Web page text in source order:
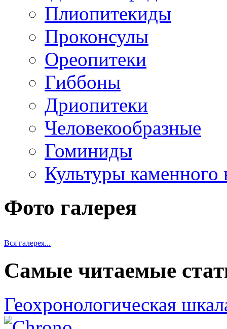
Плиопитекиды
Проконсулы
Ореопитеки
Гиббоны
Дриопитеки
Человекообразные
Гоминиды
Культуры каменного
Фото галерея
Вся галерея...
Самые читаемые
Геохронологическая